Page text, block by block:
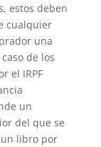
estos deben
cualquier
una
de los
el IRPF
un
del que se
libro por